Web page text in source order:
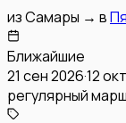
изСамары → в
Ближайшие
21 сен 2026·12
регулярный